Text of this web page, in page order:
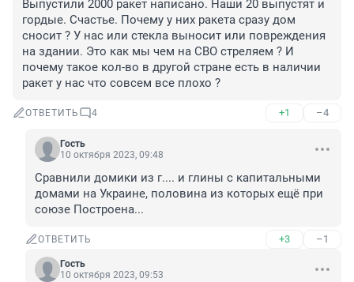
Выпустили 2000 ракет написано. Наши 20 выпустят и
гордые. Счастье. Почему у них ракета сразу дом
сносит ? У нас или стекла выносит или повреждения
на здании. Это как мы чем на СВО стреляем ? И
почему такое кол-во в другой стране есть в наличии
ракет у нас что совсем все плохо ?
ОТВЕТИТЬ 4 +1 –4
Гость
10 октября 2023, 09:48
Сравнили домики из г.... и глины с капитальными
домами на Украине, половина из которых ещё при
союзе Построена...
ОТВЕТИТЬ +3 –1
Гость
10 октября 2023, 09:53